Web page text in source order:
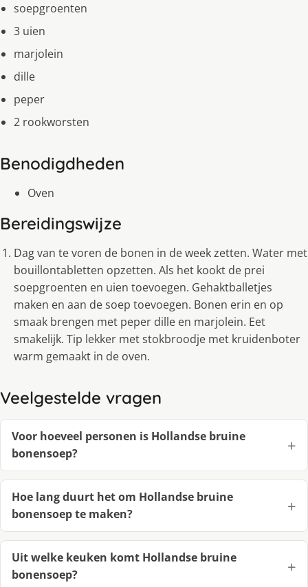
soepgroenten
3 uien
marjolein
dille
peper
2 rookworsten
Benodigdheden
Oven
Bereidingswijze
Dag van te voren de bonen in de week zetten. Water met
bouillontabletten opzetten. Als het kookt de prei
soepgroenten en uien toevoegen. Gehaktballetjes
maken en aan de soep toevoegen. Bonen erin en op
smaak brengen met peper dille en marjolein. Eet
smakelijk. Tip lekker met stokbroodje met kruidenboter
warm gemaakt in de oven.
Veelgestelde vragen
Voor hoeveel personen is Hollandse bruine
bonensoep?
Hoe lang duurt het om Hollandse bruine
bonensoep te maken?
Uit welke keuken komt Hollandse bruine
bonensoep?